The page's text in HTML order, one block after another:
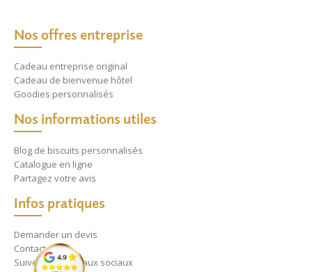
Nos offres entreprise
Cadeau entreprise original
Cadeau de bienvenue hôtel
Goodies personnalisés
Nos informations utiles
Blog de biscuits personnalisés
Catalogue en ligne
Partagez votre avis
Infos pratiques
Demander un devis
Contact
Suivez nos réseaux sociaux